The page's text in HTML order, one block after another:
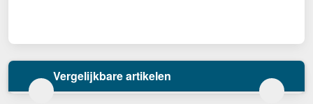
Vergelijkbare artikelen